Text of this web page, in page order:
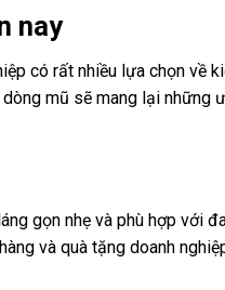
nay
có rất nhiều lựa chọn về
mũ sẽ mang lại những
gọn nhẹ và phù hợp với
và quà tặng doanh